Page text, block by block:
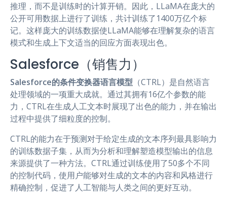
推理，而不是训练时的计算开销。因此，LLaMA在庞大的
公开可用数据上进行了训练，共计训练了1400万亿个标
记。这样庞大的训练数据使LLaMA能够在理解复杂的语言
模式和生成上下文适当的回应方面表现出色。
Salesforce（销售力）
Salesforce的条件变换器语言模型 （CTRL）是自然语言
处理领域的一项重大成就。通过其拥有16亿个参数的能
力，CTRL在生成人工文本时展现了出色的能力，并在输出
过程中提供了细粒度的控制。
CTRL的能力在于预测对于给定生成的文本序列最具影响力
的训练数据子集，从而为分析和理解塑造模型输出的信息
来源提供了一种方法。CTRL通过训练使用了50多个不同
的控制代码，使用户能够对生成的文本的内容和风格进行
精确控制，促进了人工智能与人类之间的更好互动。